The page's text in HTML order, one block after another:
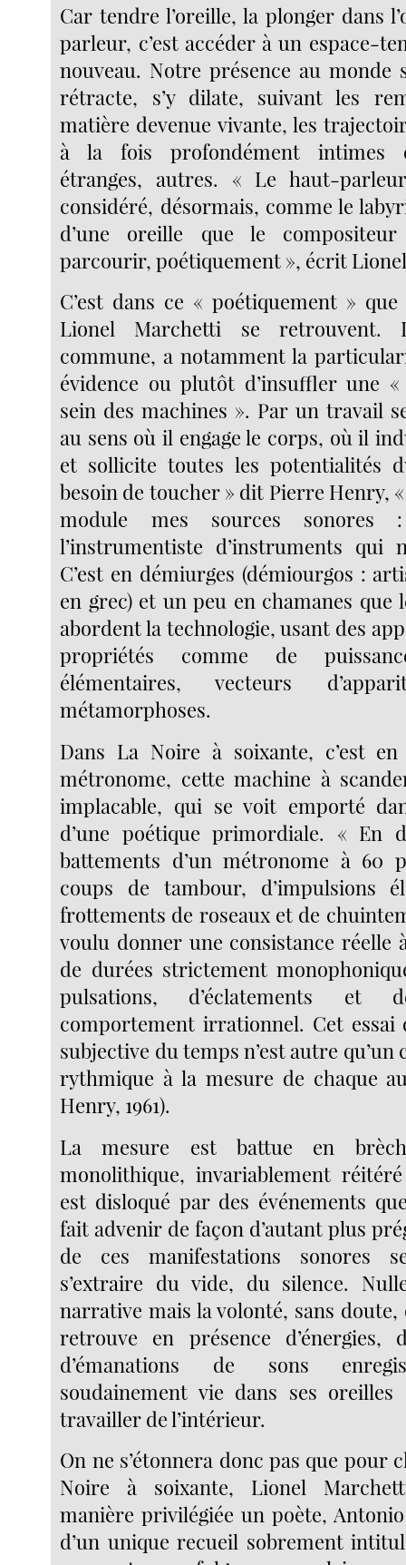
Car tendre l’oreille, la plonger dans
parleur, c’est accéder à un espace-
nouveau. Notre présence au monde
rétracte, s’y dilate, suivant les
matière devenue vivante, les
à la fois profondément intimes
étranges, autres. « Le haut-
considéré, désormais, comme le
d’une oreille que le
parcourir, poétiquement », écrit
C’est dans ce « poétiquement »
Lionel Marchetti se retrouvent.
commune, a notamment la
évidence ou plutôt d’insuffler une
sein des machines ». Par un travail
au sens où il engage le corps, où il
et sollicite toutes les potentialités
besoin de toucher » dit Pierre Henry, «
module mes sources sonores
l’instrumentiste d’instruments qui
C’est en démiurges (démiourgos :
en grec) et un peu en chamanes que
abordent la technologie, usant des
propriétés comme de
élémentaires, vecteurs
métamorphoses.
Dans La Noire à soixante, c’est
métronome, cette machine à
implacable, qui se voit emporté
d’une poétique primordiale. « En
battements d’un métronome à 60
coups de tambour, d’impulsions
frottements de roseaux et de
voulu donner une consistance réelle
de durées strictement
pulsations, d’éclatements et
comportement irrationnel. Cet
subjective du temps n’est autre
rythmique à la mesure de chaque
Henry, 1961).
La mesure est battue en
monolithique, invariablement
est disloqué par des événements
fait advenir de façon d’autant plus
de ces manifestations sonores
s’extraire du vide, du silence.
narrative mais la volonté, sans doute,
retrouve en présence d’énergies,
d’émanations de sons
soudainement vie dans ses
travailler de l’intérieur.
On ne s’étonnera donc pas que pour
Noire à soixante, Lionel
manière privilégiée un poète,
d’un unique recueil sobrement